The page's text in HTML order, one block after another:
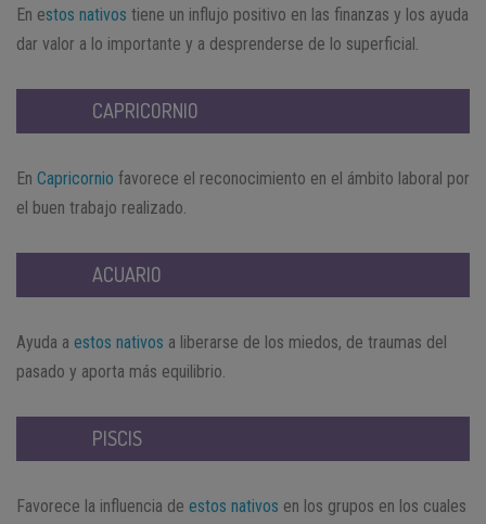
En estos nativos tiene un influjo positivo en las finanzas y los ayuda
dar valor a lo importante y a desprenderse de lo superficial.
CAPRICORNIO
En Capricornio favorece el reconocimiento en el ámbito laboral por
el buen trabajo realizado.
ACUARIO
Ayuda a estos nativos a liberarse de los miedos, de traumas del
pasado y aporta más equilibrio.
PISCIS
Favorece la influencia de estos nativos en los grupos en los cuales